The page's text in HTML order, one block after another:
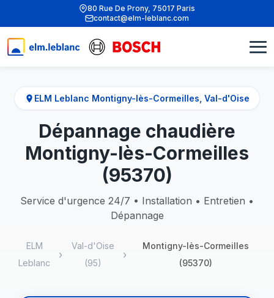
80 Rue De Prony, 75017 Paris
contact@elm-leblanc.com
ELM Leblanc Montigny-lès-Cormeilles, Val-d'Oise
Dépannage chaudière
Montigny-lès-Cormeilles
(95370)
Service d'urgence 24/7 • Installation • Entretien •
Dépannage
ELM
Leblanc
Val-d'Oise
(95)
Montigny-lès-Cormeilles
(95370)